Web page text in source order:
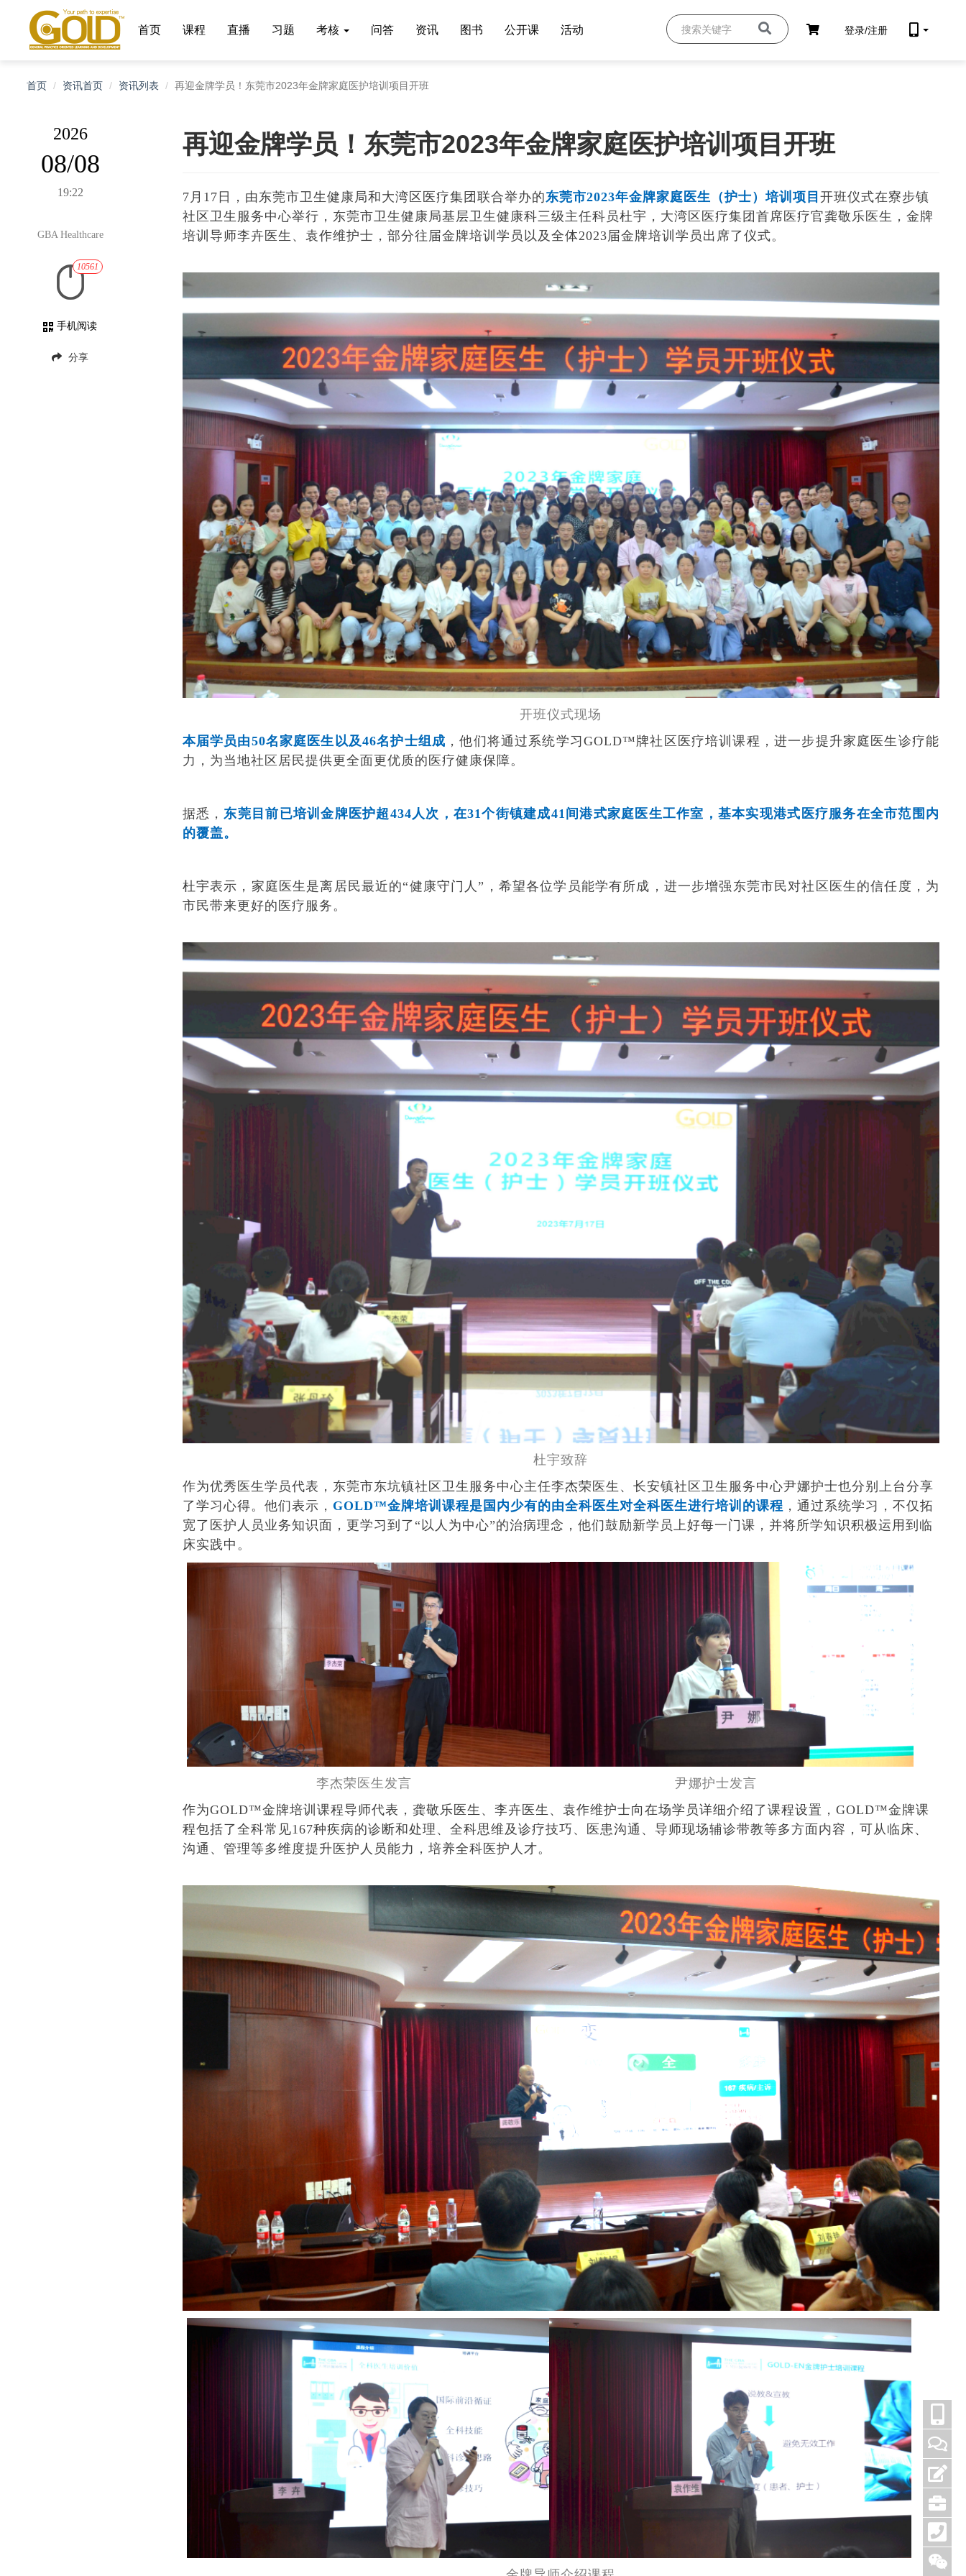
首页 课程 直播 习题 考核 问答 资讯 图书 公开课 活动 登录/注册
首页 资讯首页 资讯列表 再迎金牌学员！东莞市2023年金牌家庭医护培训项目开班
2026
08/08
19:22
GBA Healthcare
10561
手机阅读
分享
再迎金牌学员！东莞市2023年金牌家庭医护培训项目开班
7月17日，由东莞市卫生健康局和大湾区医疗集团联合举办的东莞市2023年金牌家庭医生（护士）培训项目 开班仪式在寮步镇
社区卫生服务中心举行，东莞市卫生健康局基层卫生健康科三级主任科员杜宇，大湾区医疗集团首席医疗官龚敬乐医生，金牌
培训导师李卉医生、袁作维护士，部分往届金牌培训学员以及全体2023届金牌培训学员出席了仪式。
开班仪式现场
本届学员由50名家庭医生以及46名护士组成 ，他们将通过系统学习 GOLD™牌社区医疗培训课程，进一步提升家庭医生诊疗能
力，为当地社区居民提供更全面更优质的医疗健康保障。
据悉，东莞目前已培训金牌医护超434人次，在31个街镇建成41间港式家庭医生工作室，基本实现港式医疗服务在全市范围内
的覆盖。
杜宇表示，家庭医生是离居民最近的“健康守门人”，希望各位学员能学有所成，进一步增强东莞市民对社区医生的信任度，为
市民带来更好的医疗服务。
杜宇致辞
作为优秀医生学员代表，东莞市东坑镇社区卫生服务中心主任李杰荣医生、长安镇社区卫生服务中心尹娜护士也分别上台分享
了学习心得。他们表示， GOLD™金牌培训课程是国内少有的由全科医生对全科医生进行培训的课程 ，通过系统学习，不仅拓
宽了医护人员业务知识面，更学习到了 “以人为中心”的治病理念，他们鼓励新学员上好每一门课，并将所学知识积极运用到临
床实践中。
李杰荣医生发言
尹娜护士发言
作为GOLD™金牌培训课程导师代表，龚敬乐医生、李卉医生、袁作维护士向在场学员详细介绍了课程设置， GOLD™金牌课
程包括了全科常见167种疾病的诊断和处理、全科思维及诊疗技巧、医患沟通、导师现场辅诊带教等多方面内容，可从临床、
沟通、管理等多维度提升医护人员能力，培养全科医护人才。